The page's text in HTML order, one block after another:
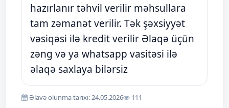
hazırlanır təhvil verilir məhsullara
tam zəmanət verilir. Tək şəxsiyyət
vəsiqəsi ilə kredit verilir Əlaqə üçün
zəng və ya whatsapp vasitəsi ilə
əlaqə saxlaya bilərsiz
Əlavə olunma tarixi: 24.05.2026 111